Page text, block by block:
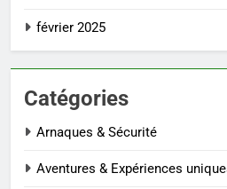
février 2025
Catégories
Arnaques & Sécurité
Aventures & Expériences